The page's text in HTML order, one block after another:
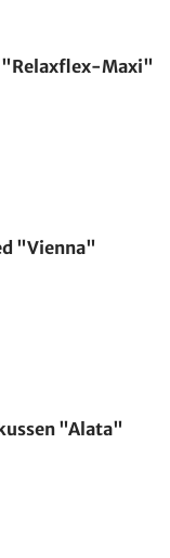
Maxi"
"Vienna"
"Alata"